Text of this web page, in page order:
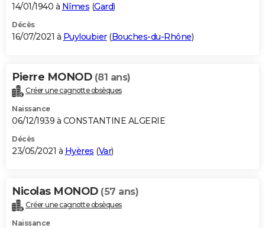
14/01/1940 à Nîmes (Gard)
Décès
16/07/2021 à Puyloubier(Bouches-du-Rhône)
Pierre MONOD (81 ans)
Créer une cagnotte obsèques
Naissance
06/12/1939 à CONSTANTINE ALGERIE
Décès
23/05/2021 à Hyères (Var)
Nicolas MONOD (57 ans)
Créer une cagnotte obsèques
Naissance